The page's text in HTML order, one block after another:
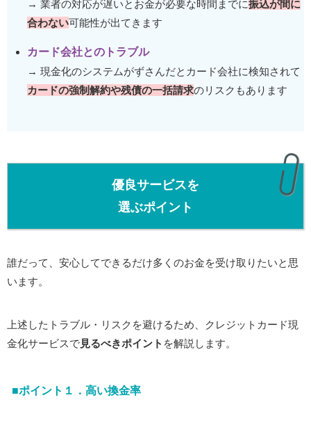
→ 業者の対応が遅いとお金が必要な時間までに振込が間に
合わない可能性が出てきます
カード会社とのトラブル
→ 現金化のシステムがずさんだとカード会社に検知されて
カードの強制解約や残債の一括請求のリスクもあります
優良サービスを
選ぶポイント
誰だって、安心してできるだけ多くのお金を受け取りたいと思
います。
上述したトラブル・リスクを避けるため、クレジットカード現
金化サービスで見るべきポイント を解説します。
■ポイント１．高い換金率